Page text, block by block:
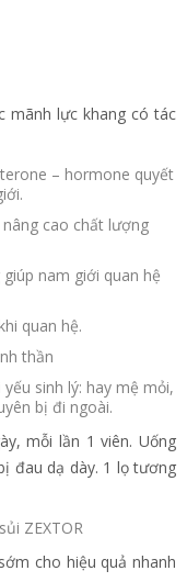
mãnh lực khang có tác
– hormone quyết
cao chất lượng
nam giới quan hệ
quan hệ.
thần
sinh lý: hay mệ mỏi,
bị đi ngoài.
mỗi lần 1 viên. Uống
đau dạ dày. 1 lọ tương
ZEXTOR
cho hiệu quả nhanh